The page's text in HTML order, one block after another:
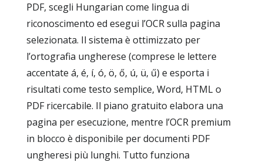
PDF, scegli Hungarian come lingua di
riconoscimento ed esegui l’OCR sulla pagina
selezionata. Il sistema è ottimizzato per
l’ortografia ungherese (comprese le lettere
accentate á, é, í, ó, ö, ő, ú, ü, ű) e esporta i
risultati come testo semplice, Word, HTML o
PDF ricercabile. Il piano gratuito elabora una
pagina per esecuzione, mentre l’OCR premium
in blocco è disponibile per documenti PDF
ungheresi più lunghi. Tutto funziona